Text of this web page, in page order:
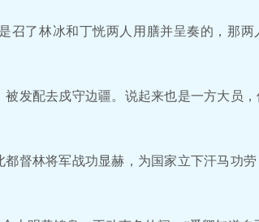
召了林冰和丁恍两人用膳并呈奏的，那
发配去戍守边疆。说起来也是一方大员
督林将军战功显赫，为国家立下汗马功